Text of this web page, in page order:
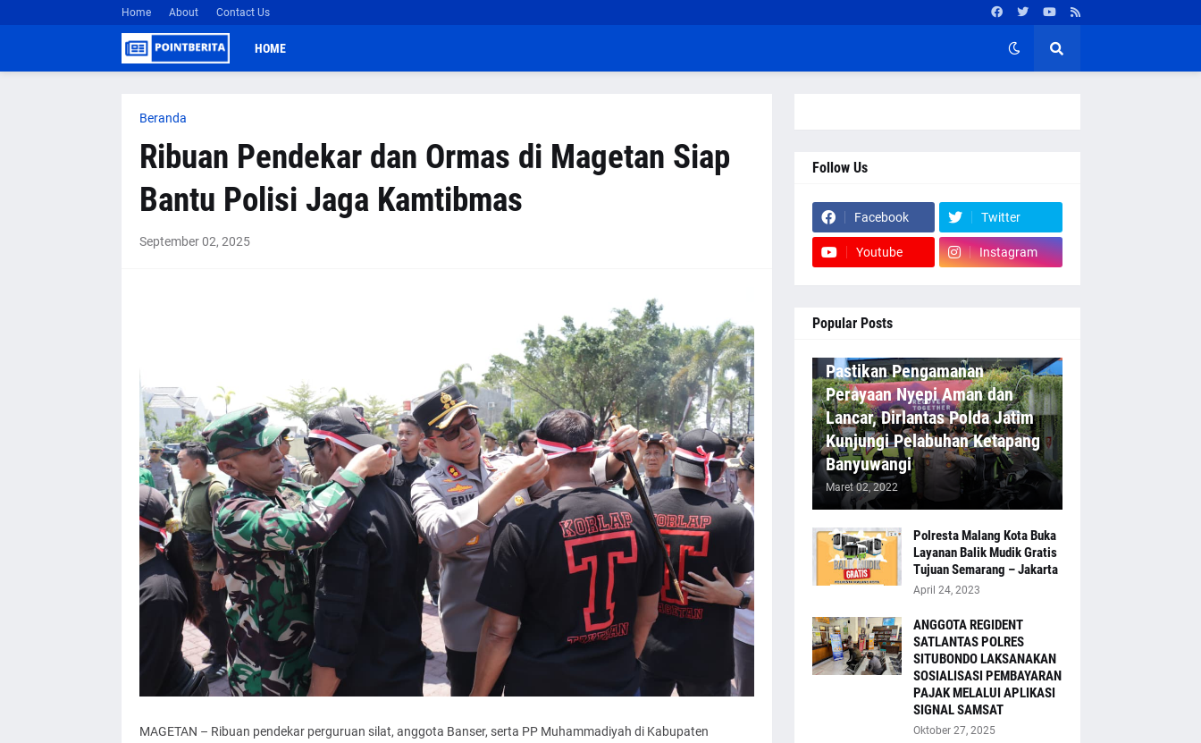
Home About Contact Us
HOME
Beranda
Ribuan Pendekar dan Ormas di Magetan Siap
Bantu Polisi Jaga Kamtibmas
September 02, 2025
MAGETAN – Ribuan pendekar perguruan silat, anggota Banser, serta PP Muhammadiyah di Kabupaten
Follow Us
Facebook Twitter
Youtube Instagram
Popular Posts
Pastikan Pengamanan
Perayaan Nyepi Aman dan
Lancar, Dirlantas Polda Jatim
Kunjungi Pelabuhan Ketapang
Banyuwangi
Maret 02, 2022
Polresta Malang Kota Buka
Layanan Balik Mudik Gratis
Tujuan Semarang – Jakarta
April 24, 2023
ANGGOTA REGIDENT
SATLANTAS POLRES
SITUBONDO LAKSANAKAN
SOSIALISASI PEMBAYARAN
PAJAK MELALUI APLIKASI
SIGNAL SAMSAT
Oktober 27, 2025